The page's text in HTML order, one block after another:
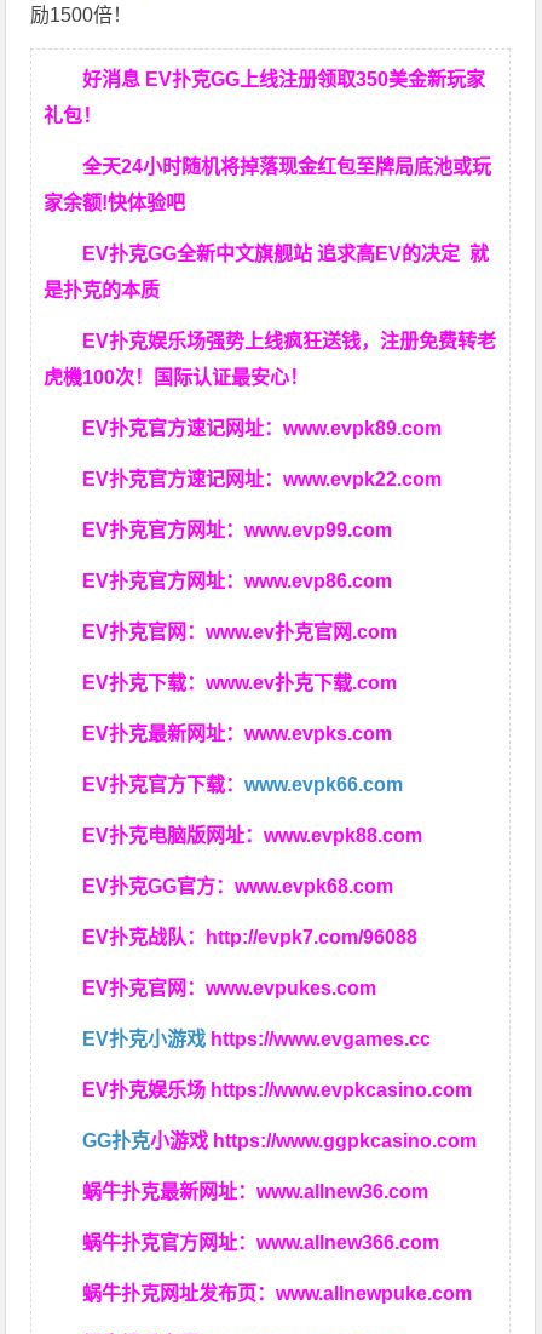
励1500倍！
好消息 EV扑克GG上线注册领取350美金新玩家
礼包！
全天24小时随机将掉落现金红包至牌局底池或玩
家余额!快体验吧
EV扑克GG全新中文旗舰站 追求高EV的决定就
是扑克的本质
EV扑克娱乐场强势上线疯狂送钱，注册免费转老
虎機100次！国际认证最安心！
EV扑克官方速记网址：www.evpk89.com
EV扑克官方速记网址：www.evpk22.com
EV扑克官方网址：www.evp99.com
EV扑克官方网址：www.evp86.com
EV扑克官网：www.ev扑克官网.com
EV扑克下载：www.ev扑克下载.com
EV扑克最新网址：www.evpks.com
EV扑克官方下载：www.evpk66.com
EV扑克电脑版网址：www.evpk88.com
EV扑克GG官方：www.evpk68.com
EV扑克战队： http://evpk7.com/96088
EV扑克官网：www.evpukes.com
EV扑克小游戏 https://www.evgames.cc
EV扑克娱乐场 https://www.evpkcasino.com
GG扑克小游戏 https://www.ggpkcasino.com
蜗牛扑克最新网址：www.allnew36.com
蜗牛扑克官方网址：www.allnew366.com
蜗牛扑克网址发布页：www.allnewpuke.com